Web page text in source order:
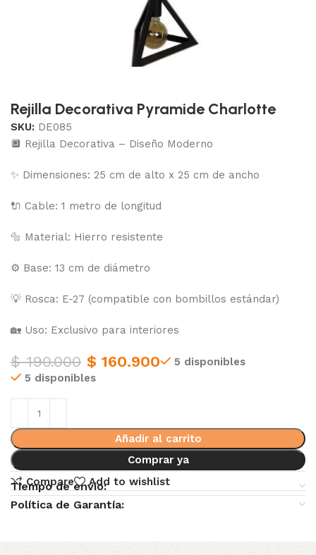
Rejilla Decorativa Pyramide Charlotte
SKU: DE085
🔲 Rejilla Decorativa – Diseño Moderno
✨ Dimensiones: 25 cm de alto x 25 cm de ancho
🔌 Cable: 1 metro de longitud
🔩 Material: Hierro resistente
⚙️ Base: 13 cm de diámetro
💡 Rosca: E-27 (compatible con bombillos estándar)
🏡 Uso: Exclusivo para interiores
$190.000 $ 160.900
5 disponibles
5 disponibles
Añadir al carrito
Comprar ya
Compare
Add to wishlist
Tiempo de envio:
Política de Garantía: